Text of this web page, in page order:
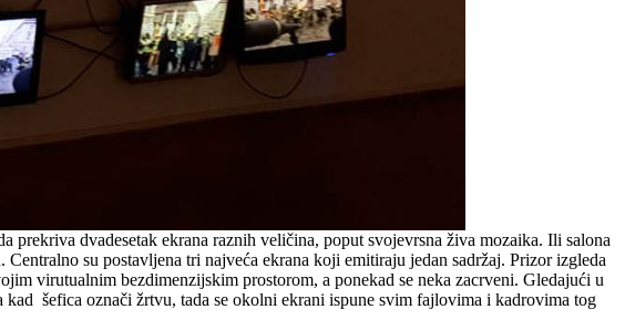
prekriva dvadesetak ekrana raznih veličina, poput svojevrsna živa mozaika. Ili salona
su postavljena tri najveća ekrana koji emitiraju jedan sadržaj. Prizor izgleda
virutualnim bezdimenzijskim prostorom, a ponekad se neka zacrveni. Gledajući u
šefica označi žrtvu, tada se okolni ekrani ispune svim fajlovima i kadrovima tog